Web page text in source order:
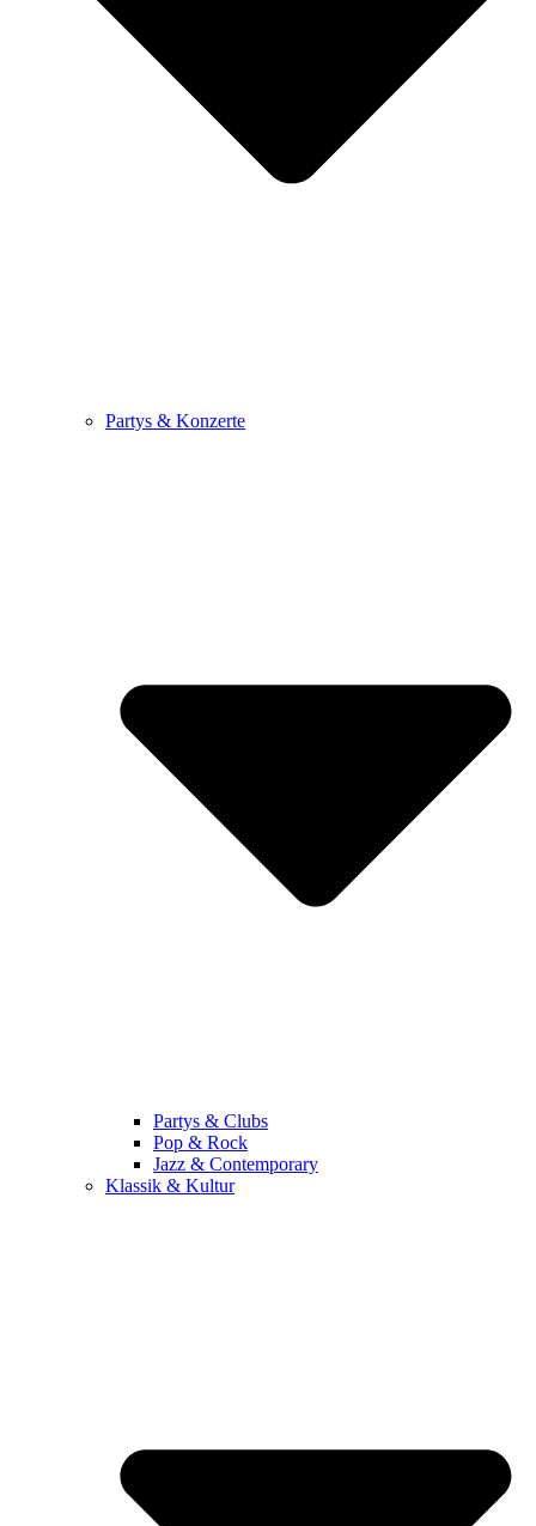
Partys & Konzerte
Partys & Clubs
Pop & Rock
Jazz & Contemporary
Klassik & Kultur